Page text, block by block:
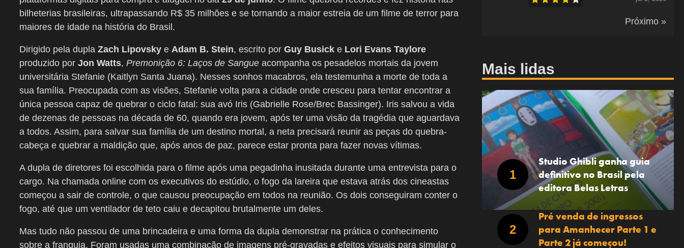
bilheterias brasileiras, ultrapassando R$ 35 milhões e se tornando a maior estreia de um filme de terror para
maiores de idade na história do Brasil.
Dirigido pela dupla Zach Lipovsky e Adam B. Stein, escrito por Guy Busick e Lori Evans Taylore
produzido por Jon Watts, Premonição 6: Laços de Sangue acompanha os pesadelos mortais da jovem
universitária Stefanie (Kaitlyn Santa Juana). Nesses sonhos macabros, ela testemunha a morte de toda a
sua família. Preocupada com as visões, Stefanie volta para a cidade onde cresceu para tentar encontrar a
única pessoa capaz de quebrar o ciclo fatal: sua avó Iris (Gabrielle Rose/Brec Bassinger). Iris salvou a vida
de dezenas de pessoas na década de 60, quando era jovem, após ter uma visão da tragédia que aguardava
a todos. Assim, para salvar sua família de um destino mortal, a neta precisará reunir as peças do quebra-
cabeça e quebrar a maldição que, após anos de paz, parece estar pronta para fazer novas vítimas.
A dupla de diretores foi escolhida para o filme após uma pegadinha inusitada durante uma entrevista para o
cargo. Na chamada online com os executivos do estúdio, o fogo da lareira que estava atrás dos cineastas
começou a sair de controle, o que causou preocupação em todos na reunião. Os dois conseguiram conter o
fogo, até que um ventilador de teto caiu e decapitou brutalmente um deles.
Mas tudo não passou de uma brincadeira e uma forma da dupla demonstrar na prática o conhecimento
sobre a franquia. Foram usadas uma combinação de imagens pré-gravadas e efeitos visuais para simular o
Próximo »
Mais lidas
Studio Ghibli ganha guia
definitivo no Brasil pela
editora Belas Letras
Pré venda de ingressos
para Amanhecer Parte 1 e
Parte 2 já começou!